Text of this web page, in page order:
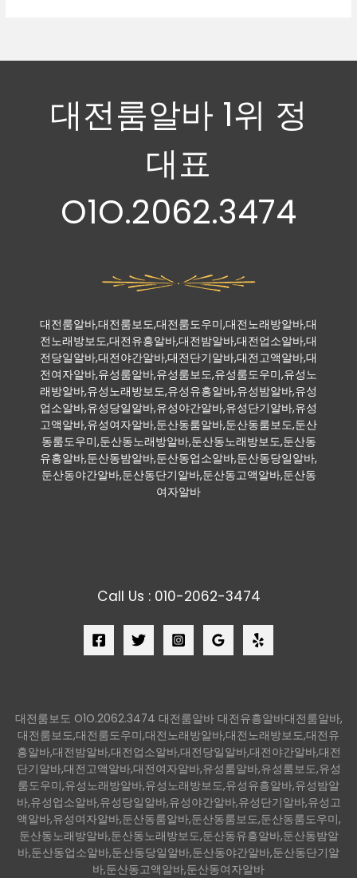
대전룸알바 1위 정
대표
O1O.2062.3474
대전룸알바,대전룸보도,대전룸도우미,대전노래방알바,대
전노래방보도,대전유흥알바,대전밤알바,대전업소알바,대
전당일알바,대전야간알바,대전단기알바,대전고액알바,대
전여자알바,유성룸알바,유성룸보도,유성룸도우미,유성노
래방알바,유성노래방보도,유성유흥알바,유성밤알바,유성
업소알바,유성당일알바,유성야간알바,유성단기알바,유성
고액알바,유성여자알바,둔산동룸알바,둔산동룸보도,둔산
동룸도우미,둔산동노래방알바,둔산동노래방보도,둔산동
유흥알바,둔산동밤알바,둔산동업소알바,둔산동당일알바,
둔산동야간알바,둔산동단기알바,둔산동고액알바,둔산동
여자알바
Call Us : 010-2062-3474
대전룸보도 O1O.2062.3474 대전룸알바 대전유흥알바대전룸알바,
대전룸보도,대전룸도우미,대전노래방알바,대전노래방보도,대전유
흥알바,대전밤알바,대전업소알바,대전당일알바,대전야간알바,대전
단기알바,대전고액알바,대전여자알바,유성룸알바,유성룸보도,유성
룸도우미,유성노래방알바,유성노래방보도,유성유흥알바,유성밤알
바,유성업소알바,유성당일알바,유성야간알바,유성단기알바,유성고
액알바,유성여자알바,둔산동룸알바,둔산동룸보도,둔산동룸도우미,
둔산동노래방알바,둔산동노래방보도,둔산동유흥알바,둔산동밤알
바,둔산동업소알바,둔산동당일알바,둔산동야간알바,둔산동단기알
바,둔산동고액알바,둔산동여자알바